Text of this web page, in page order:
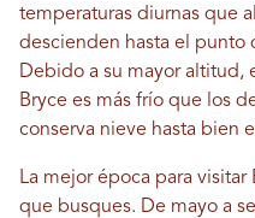
temperaturas diurnas que
descienden hasta el punto
Debido a su mayor altitud,
Bryce es más frío que los
conserva nieve hasta bien
La mejor época para
que busques. De mayo a